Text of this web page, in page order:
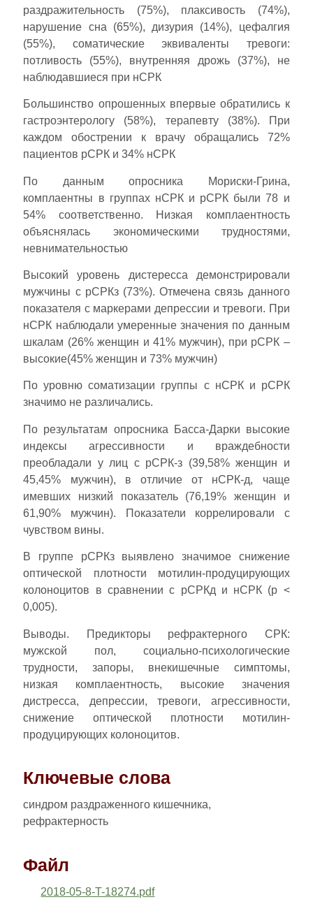
раздражительность (75%), плаксивость (74%),
нарушение сна (65%), дизурия (14%), цефалгия
(55%), соматические эквиваленты тревоги:
потливость (55%), внутренняя дрожь (37%), не
наблюдавшиеся при нСРК
Большинство опрошенных впервые обратились к
гастроэнтерологу (58%), терапевту (38%). При
каждом обострении к врачу обращались 72%
пациентов рСРК и 34% нСРК
По данным опросника Мориски-Грина,
комплаентны в группах нСРК и рСРК были 78 и
54% соответственно. Низкая комплаентность
объяснялась экономическими трудностями,
невнимательностью
Высокий уровень дистересса демонстрировали
мужчины с рСРКз (73%). Отмечена связь данного
показателя с маркерами депрессии и тревоги. При
нСРК наблюдали умеренные значения по данным
шкалам (26% женщин и 41% мужчин), при рСРК –
высокие(45% женщин и 73% мужчин)
По уровню соматизации группы с нСРК и рСРК
значимо не различались.
По результатам опросника Басса-Дарки высокие
индексы агрессивности и враждебности
преобладали у лиц с рСРК-з (39,58% женщин и
45,45% мужчин), в отличие от нСРК-д, чаще
имевших низкий показатель (76,19% женщин и
61,90% мужчин). Показатели коррелировали с
чувством вины.
В группе рСРКз выявлено значимое снижение
оптической плотности мотилин-продуцирующих
колоноцитов в сравнении с рСРКд и нСРК (р <
0,005).
Выводы. Предикторы рефрактерного СРК:
мужской пол, социально-психологические
трудности, запоры, внекишечные симптомы,
низкая комплаентность, высокие значения
дистресса, депрессии, тревоги, агрессивности,
снижение оптической плотности мотилин-
продуцирующих колоноцитов.
Ключевые слова
синдром раздраженного кишечника,
рефрактерность
Файл
2018-05-8-T-18274.pdf